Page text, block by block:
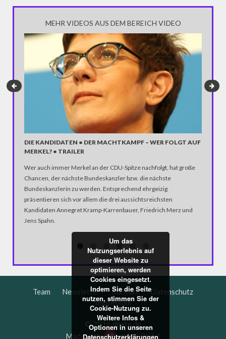
MEHR VIDEOS AUS DEM BEREICH VIDEO
DIE KANDIDATEN • DER MACHTKAMPF – WER FOLGT AUF
MERKEL? • TRAILER
Wer auch immer Merkel an der CDU-Spitze nachfolgt, hat große
Chancen, der nächste Bundeskanzler bzw. die nächste
Bundeskanzlerin zu werden. Entsprechend ehrgeizig
präsentieren sich vor allem die drei aussichtsreichsten
Kandidaten Annegret Kramp-Karrenbauer, Friedrich Merz und
Jens Spahn.
Team Newsletter Kontakt
Datenschutz
Impressum
© 2016 dbate.de
Made with
atWERK4.1
Um das
Nutzungserlebnis auf
dieser Website zu
optimieren, werden
Cookies eingesetzt.
Indem Sie die Seite
nutzen, stimmen Sie der
Cookie-Nutzung zu.
Weitere Infos &
Optionen in unseren
Datenschutzerklärungen